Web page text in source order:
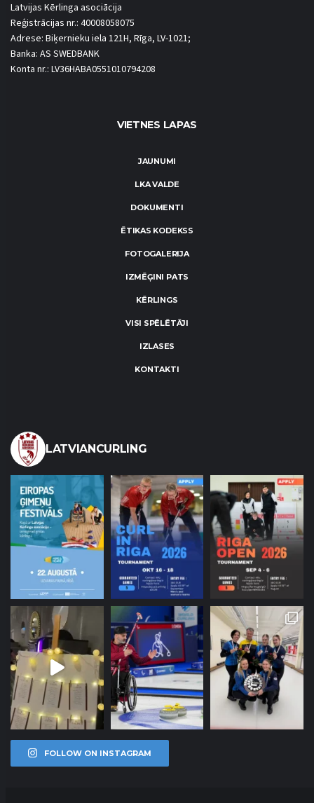
Latvijas Kērlinga asociācija
Reģistrācijas nr.: 40008058075
Adrese: Biķernieku iela 121H, Rīga, LV-1021;
Banka: AS SWEDBANK
Konta nr.: LV36HABA0551010794208
VIETNES LAPAS
JAUNUMI
LKA VALDE
DOKUMENTI
ĒTIKAS KODEKSS
FOTOGALERIJA
IZMĒĢINI PATS
KĒRLINGS
VISI SPĒLĒTĀJI
IZLASES
KONTAKTI
LATVIANCURLING
FOLLOW ON INSTAGRAM